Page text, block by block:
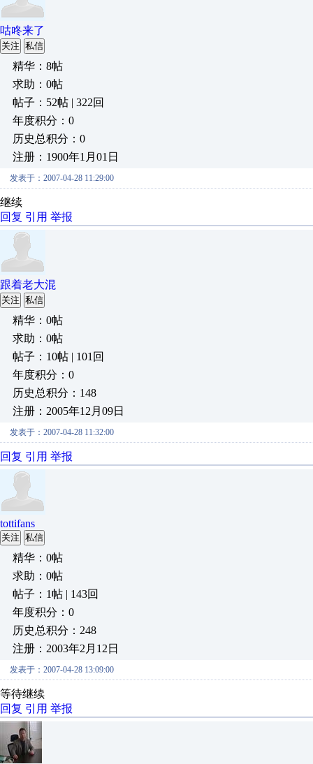
咕咚来了
关注 私信
精华：8帖
求助：0帖
帖子：52帖 | 322回
年度积分：0
历史总积分：0
注册：1900年1月01日
发表于：2007-04-28 11:29:00
继续
回复 引用 举报
跟着老大混
关注 私信
精华：0帖
求助：0帖
帖子：10帖 | 101回
年度积分：0
历史总积分：148
注册：2005年12月09日
发表于：2007-04-28 11:32:00
回复 引用 举报
tottifans
关注 私信
精华：0帖
求助：0帖
帖子：1帖 | 143回
年度积分：0
历史总积分：248
注册：2003年2月12日
发表于：2007-04-28 13:09:00
等待继续
回复 引用 举报